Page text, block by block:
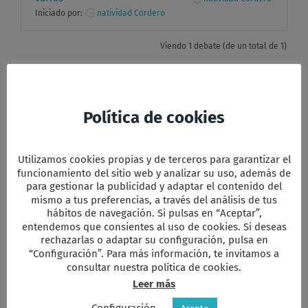
Iniciado por: natividad Cordero
Viendo 1 debate (de un total de 1)
Debes estar registrado para crear
Nombre de usuario:
Contraseña:
Política de cookies
Utilizamos cookies propias y de terceros para garantizar el
funcionamiento del sitio web y analizar su uso, además de
para gestionar la publicidad y adaptar el contenido del
mismo a tus preferencias, a través del análisis de tus
hábitos de navegación. Si pulsas en “Aceptar”,
entendemos que consientes al uso de cookies. Si deseas
rechazarlas o adaptar su configuración, pulsa en
“Configuración”. Para más información, te invitamos a
consultar nuestra política de cookies.
Leer más